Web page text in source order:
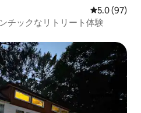
レビュー97
5.0 (97)
チックなリトリート体験
。